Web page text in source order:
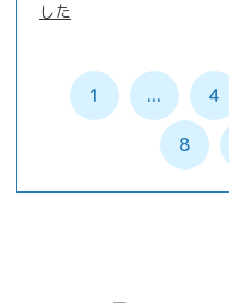
した
1 ... 4
8